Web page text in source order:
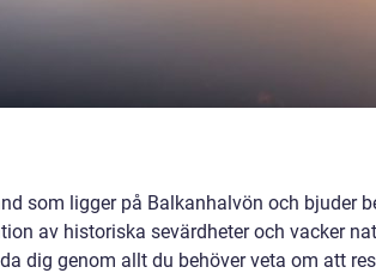
som ligger på Balkanhalvön och bjuder
av historiska sevärdheter och vacker
dig genom allt du behöver veta om att